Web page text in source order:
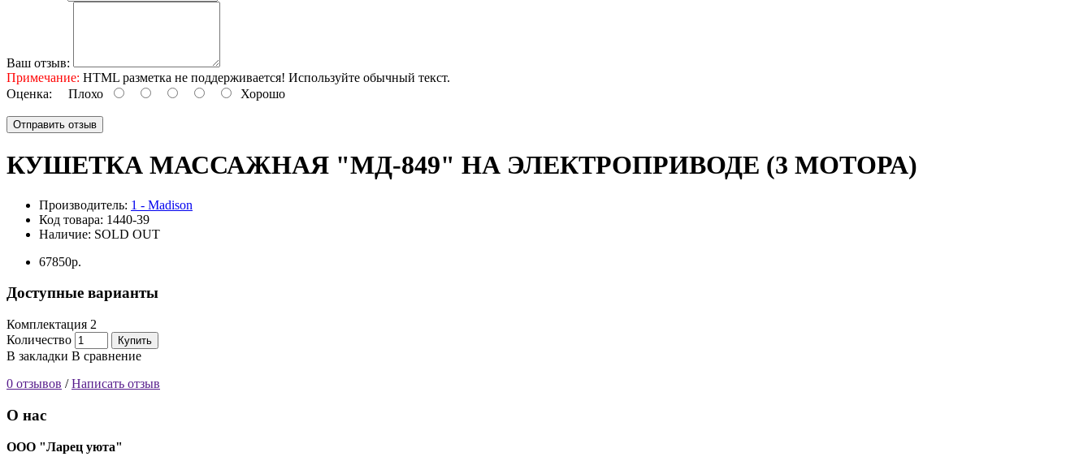
Ваш отзыв:
Примечание: HTML разметка не поддерживается! Используйте обычный текст.
Оценка: Плохо Хорошо
Отправить отзыв
КУШЕТКА МАССАЖНАЯ "МД-849" НА ЭЛЕКТРОПРИВОДЕ (3 МОТОРА)
Производитель: 1 - Madison
Код товара: 1440-39
Наличие: SOLD OUT
67850р.
Доступные варианты
Комплектация 2
Количество
Купить
В закладки В сравнение
0 отзывов /Написать отзыв
О нас
ООО "Ларец уюта"